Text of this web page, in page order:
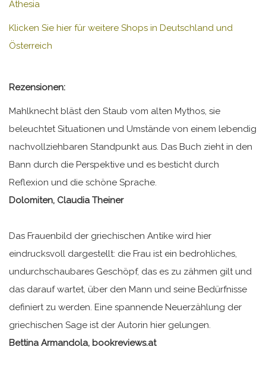
Athesia
Klicken Sie hier für weitere Shops in Deutschland und
Österreich
Rezensionen:
Mahlknecht bläst den Staub vom alten Mythos, sie
beleuchtet Situationen und Umstände von einem lebendig
nachvollziehbaren Standpunkt aus. Das Buch zieht in den
Bann durch die Perspektive und es besticht durch
Reflexion und die schöne Sprache.
Dolomiten, Claudia Theiner
Das Frauenbild der griechischen Antike wird hier
eindrucksvoll dargestellt: die Frau ist ein bedrohliches,
undurchschaubares Geschöpf, das es zu zähmen gilt und
das darauf wartet, über den Mann und seine Bedürfnisse
definiert zu werden. Eine spannende Neuerzählung der
griechischen Sage ist der Autorin hier gelungen.
Bettina Armandola, bookreviews.at